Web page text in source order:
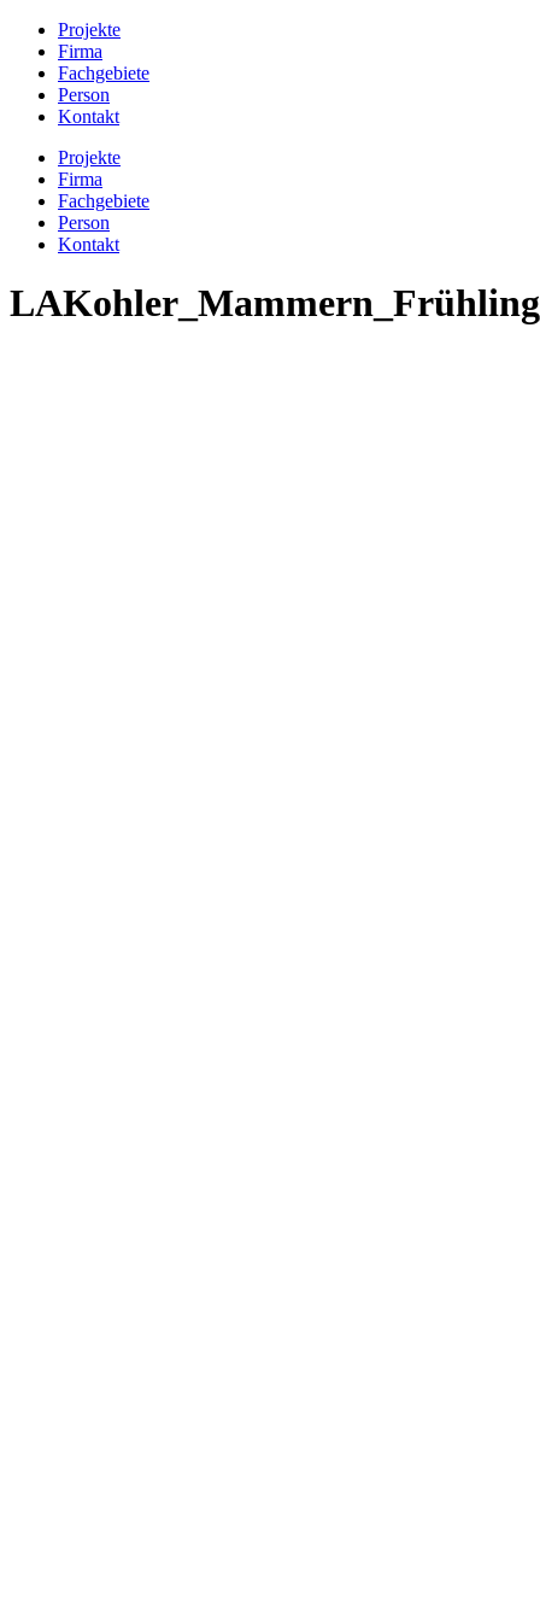
Projekte
Firma
Fachgebiete
Person
Kontakt
Projekte
Firma
Fachgebiete
Person
Kontakt